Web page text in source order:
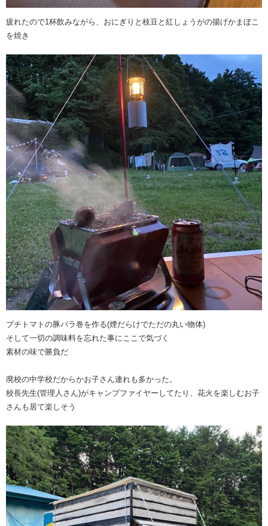
疲れたので1杯飲みながら、おにぎりと枝豆と紅しょうがの揚げかまぼこ
を焼き
プチトマトの豚バラ巻を作る(煙だらけでただの丸い物体)
そして一切の調味料を忘れた事にここで気づく
素材の味で勝負だ
廃校の中学校だからかお子さん連れも多かった。
校長先生(管理人さん)がキャンプファイヤーしてたり、花火を楽しむお子
さんも居て楽しそう